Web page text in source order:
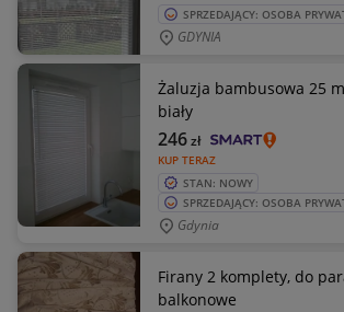
SPRZEDAJĄCY: OSOBA
GDYNIA
Żaluzja bambusowa 25
biały
KUP TERAZ
246zł
STAN: NOWY
SPRZEDAJĄCY: OSOBA
Gdynia
Firany 2 komplety, do
balkonowe